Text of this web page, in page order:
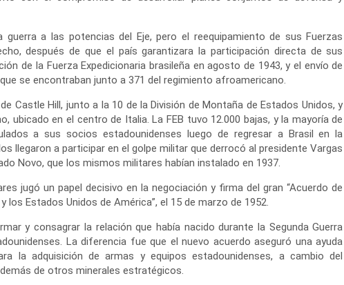
a las potencias del Eje, pero el reequipamiento de sus Fuerzas
después de que el país garantizara la participación directa de sus
de la Fuerza Expedicionaria brasileña en agosto de 1943, y el envío de
se encontraban junto a 371 del regimiento afroamericano.
Castle Hill, junto a la 10 de la División de Montaña de Estados Unidos, y
ubicado en el centro de Italia. La FEB tuvo 12.000 bajas, y la mayoría de
a sus socios estadounidenses luego de regresar a Brasil en la
llegaron a participar en el golpe militar que derrocó al presidente Vargas
Novo, que los mismos militares habían instalado en 1937.
jugó un papel decisivo en la negociación y firma del gran “Acuerdo de
Estados Unidos de América”, el 15 de marzo de 1952.
y consagrar la relación que había nacido durante la Segunda Guerra
La diferencia fue que el nuevo acuerdo aseguró una ayuda
la adquisición de armas y equipos estadounidenses, a cambio del
de otros minerales estratégicos.